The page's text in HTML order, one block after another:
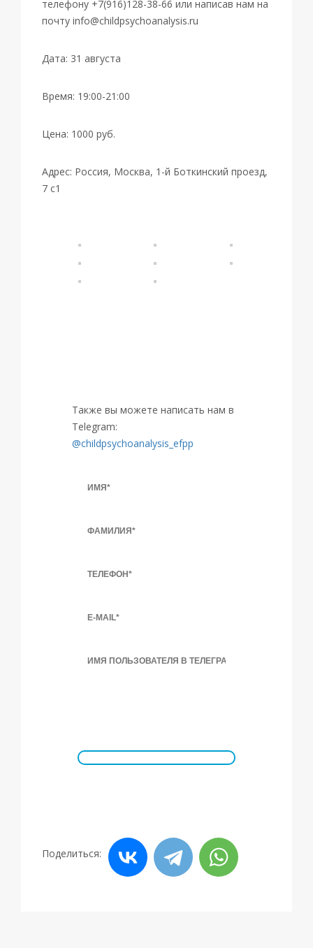
телефону +7(916)128-38-66 или написав нам на
почту info@childpsychoanalysis.ru
Дата: 31 августа
Время: 19:00-21:00
Цена: 1000 руб.
Адрес: Россия, Москва, 1-й Боткинский проезд,
7 с1
Также вы можете написать нам в
Telegram:
@childpsychoanalysis_efpp
Поделиться: